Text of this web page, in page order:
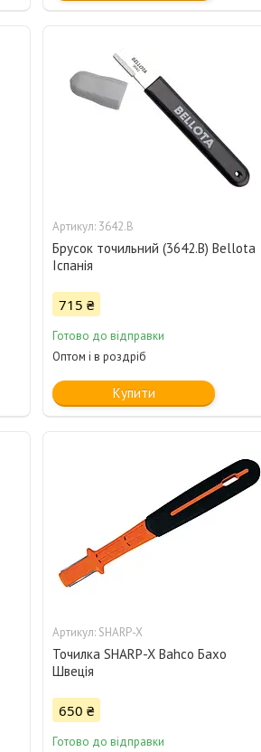
3642.B
Брусок точильний (3642.B) Bellota
Іспанія
715 ₴
Готово до відправки
Оптом і в роздріб
Купити
SHARP-X
Точилка SHARP-X Bahco Бахо
Швеція
650 ₴
Готово до відправки